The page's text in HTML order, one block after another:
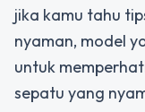
jika kamu tahu
nyaman, model
untuk
sepatu yang